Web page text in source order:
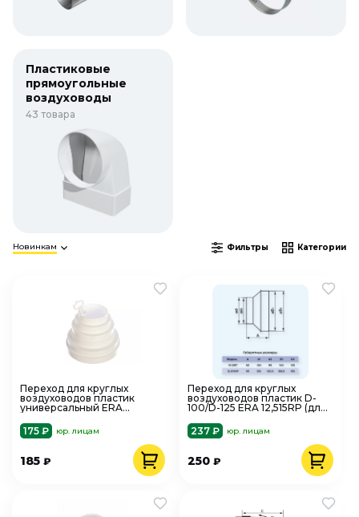
Пластиковые
прямоугольные
воздуховоды
43 товара
Новинкам Фильтры Категории
Переход для круглых
воздуховодов пластик
универсальный ERA
175 ₽
юр. лицам
185 ₽
Переход для круглых
воздуховодов пластик D-
100/D-125 ERA 12,515RP (для
237 ₽
юр. лицам
250₽